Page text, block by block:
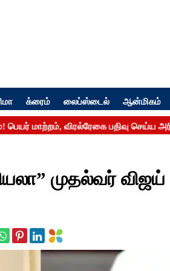
க்ரைம் லைப்ஸ்டைல் ஆன்மிகம்
முதல்வர்